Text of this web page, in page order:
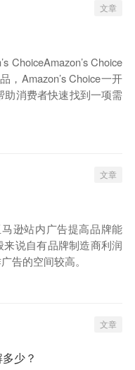
文章
ChoiceAmazon’s Choice
，Amazon’s Choice一开
助消费者快速找到一项需
文章
逊站内广告提高品牌能
说自有品牌制造商利润
告的空间较高。
文章
少？